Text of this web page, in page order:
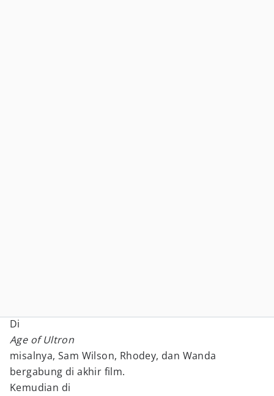
Di
Age of Ultron
misalnya, Sam Wilson, Rhodey, dan Wanda
bergabung di akhir film.
Kemudian di